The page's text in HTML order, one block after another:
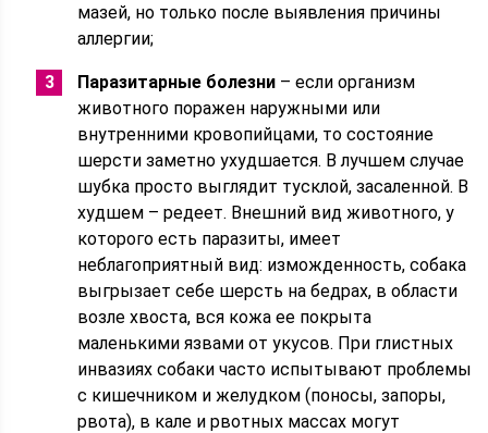
мазей, но только после выявления причины
аллергии;
Паразитарные болезни – если организм
животного поражен наружными или
внутренними кровопийцами, то состояние
шерсти заметно ухудшается. В лучшем случае
шубка просто выглядит тусклой, засаленной. В
худшем – редеет. Внешний вид животного, у
которого есть паразиты, имеет
неблагоприятный вид: изможденность, собака
выгрызает себе шерсть на бедрах, в области
возле хвоста, вся кожа ее покрыта
маленькими язвами от укусов. При глистных
инвазиях собаки часто испытывают проблемы
с кишечником и желудком (поносы, запоры,
рвота), в кале и рвотных массах могут